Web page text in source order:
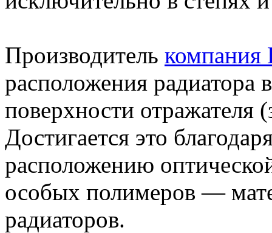
Производитель компания
расположения радиатора
поверхности отражателя
Достигается это
расположению
особых полимеров —
радиаторов.